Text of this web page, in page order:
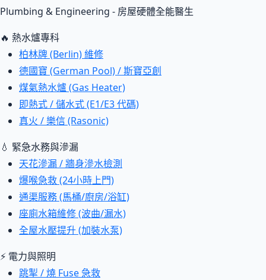
Plumbing & Engineering - 房屋硬體全能醫生
🔥 熱水爐專科
柏林牌 (Berlin) 維修
德國寶 (German Pool) / 斯寶亞創
煤氣熱水爐 (Gas Heater)
即熱式 / 儲水式 (E1/E3 代碼)
真火 / 樂信 (Rasonic)
💧 緊急水務與滲漏
天花滲漏 / 牆身滲水檢測
爆喉急救 (24小時上門)
通渠服務 (馬桶/廚房/浴缸)
座廁水箱維修 (波曲/漏水)
全屋水壓提升 (加裝水泵)
⚡ 電力與照明
跳掣 / 燒 Fuse 急救